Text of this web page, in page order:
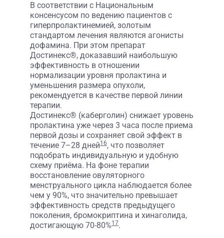
В соответствии с Национальным
консенсусом по ведению пациентов с
гиперпролактинемией, золотым
стандартом лечения являются агонисты
дофамина. При этом препарат
Достинекс®, доказавший наибольшую
эффективность в отношении
нормализации уровня пролактина и
уменьшения размера опухоли,
рекомендуется в качестве первой линии
терапии.
Достинекс® (каберголин) снижает уровень
пролактина уже через 3 часа после приема
первой дозы и сохраняет свой эффект в
течение 7–28 дней16, что позволяет
подобрать индивидуальную и удобную
схему приёма. На фоне терапии
восстановление овуляторного
менструального цикла наблюдается более
чем у 90%, что значительно превышает
эффективность средств предыдущего
поколения, бромокриптина и хинаголида,
достигающую 70-80%17.